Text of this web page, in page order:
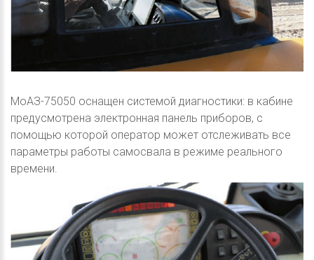
МоАЗ-75050 оснащен системой диагностики: в кабине
предусмотрена электронная панель приборов, с
помощью которой оператор может отслеживать все
параметры работы самосвала в режиме реального
времени.